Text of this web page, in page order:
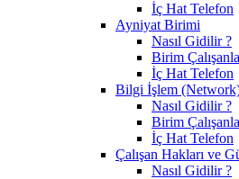
İç Hat Telefon
Ayniyat Birimi
Nasıl Gidilir ?
Birim
İç Hat Telefon
Bilgi İşlem
Nasıl Gidilir ?
Birim
İç Hat Telefon
Çalışan Hakları ve
Nasıl Gidilir ?